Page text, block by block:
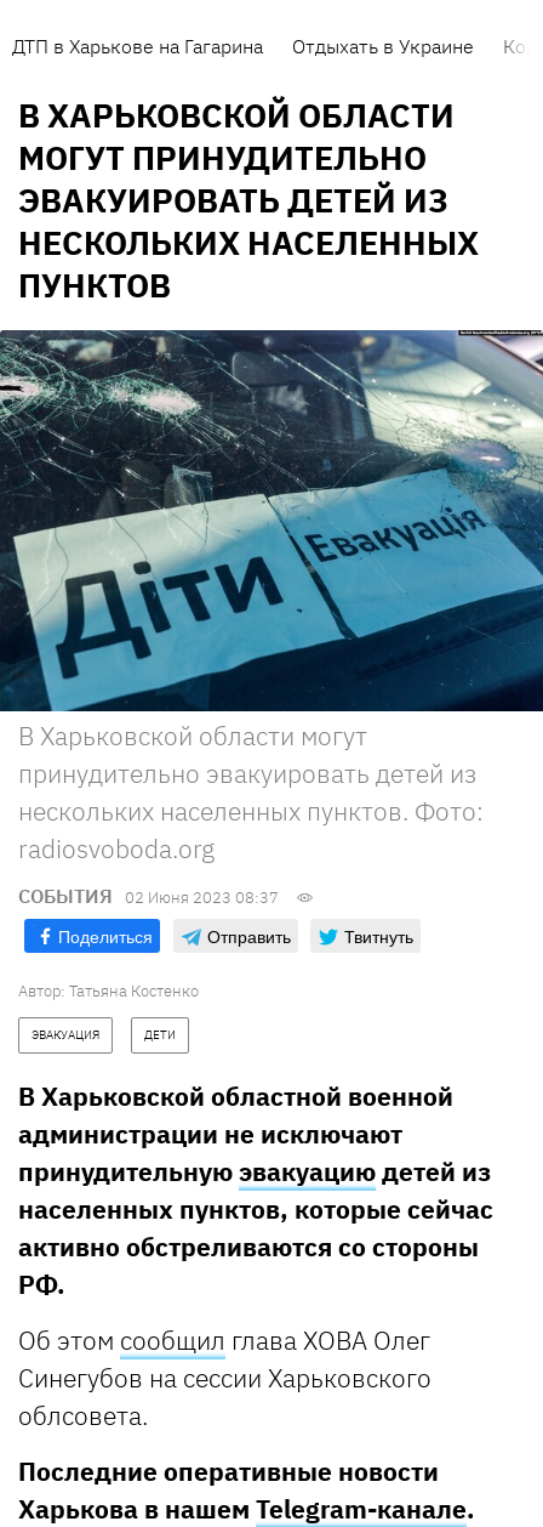
ДТП в Харькове на Гагарина Отдыхать в Украине
В ХАРЬКОВСКОЙ ОБЛАСТИ
МОГУТ ПРИНУДИТЕЛЬНО
ЭВАКУИРОВАТЬ ДЕТЕЙ ИЗ
НЕСКОЛЬКИХ НАСЕЛЕННЫХ
ПУНКТОВ
В Харьковской области могут
принудительно эвакуировать детей из
нескольких населенных пунктов. Фото:
radiosvoboda.org
СОБЫТИЯ 02 Июня 2023 08:37
Поделиться Отправить Твитнуть
Автор: Татьяна Костенко
ЭВАКУАЦИЯ ДЕТИ
В Харьковской областной военной
администрации не исключают
принудительнуюэвакуациюдетей из
населенных пунктов, которые сейчас
активно обстреливаются со стороны
РФ.
Об этом сообщил глава ХОВА Олег
Синегубов на сессии Харьковского
облсовета.
Последние оперативные новости
Харькова в нашем Telegram-канале.